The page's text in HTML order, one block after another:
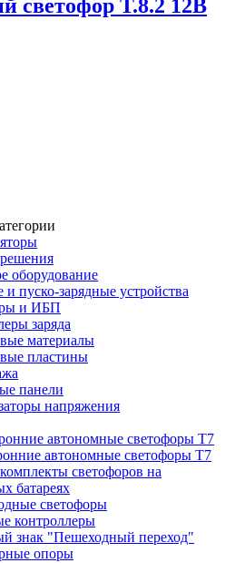
светофор Т.8.2 12В
оборудование
и пуско-зарядные устройства
и ИБП
заряда
материалы
пластины
панели
напряжения
автономные светофоры Т7
автономные светофоры Т7
светофоров на
батареях
светофоры
контроллеры
знак "Пешеходный переход"
опоры